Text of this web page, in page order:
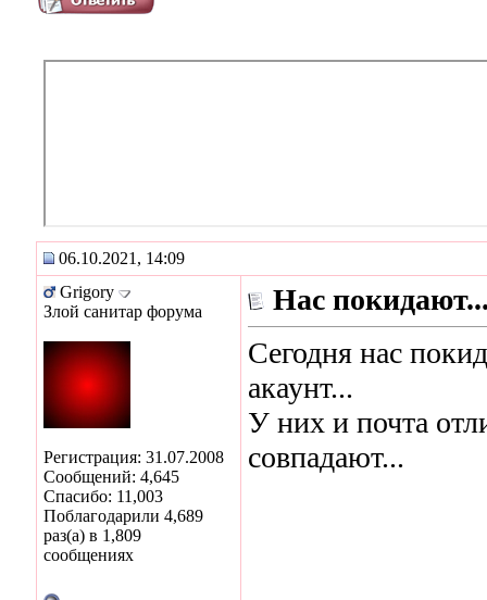
06.10.2021, 14:09
Grigory
Злой санитар форума
Регистрация: 31.07.2008
Сообщений: 4,645
Спасибо: 11,003
Поблагодарили 4,689
раз(а) в 1,809
сообщениях
Нас
Сегодня нас
акаунт...
У них и почта
совпадают...